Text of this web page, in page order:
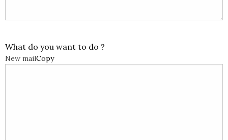
What do you want to do ?
New mailCopy